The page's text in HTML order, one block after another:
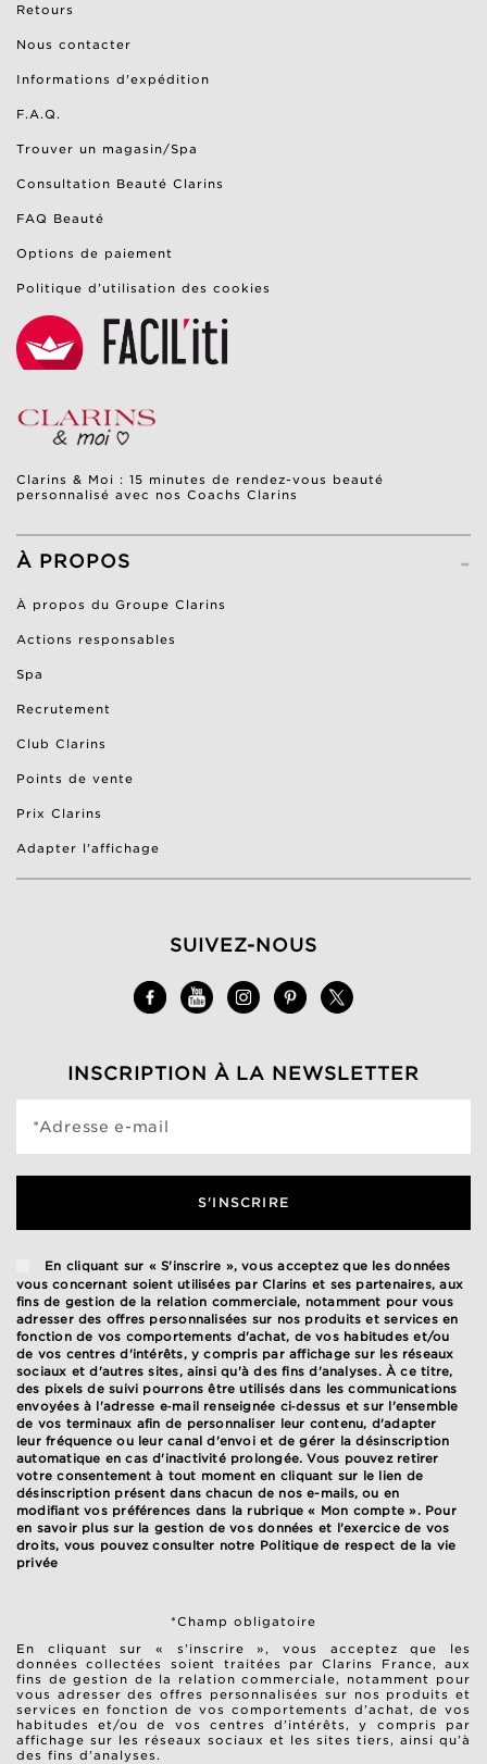
Retours
Nous contacter
Informations d'expédition
F.A.Q.
Trouver un magasin/Spa
Consultation Beauté Clarins
FAQ Beauté
Options de paiement
Politique d’utilisation des cookies
Clarins & Moi : 15 minutes de rendez-vous beauté
personnalisé avec nos Coachs Clarins
-
À PROPOS
À propos du Groupe Clarins
Actions responsables
Spa
Recrutement
Club Clarins
Points de vente
Prix Clarins
Adapter l'affichage
SUIVEZ-NOUS
INSCRIPTION À LA NEWSLETTER
*Adresse e-mail
S'INSCRIRE
En cliquant sur « S'inscrire », vous acceptez que les données
vous concernant soient utilisées par Clarins et ses partenaires, aux
fins de gestion de la relation commerciale, notamment pour vous
adresser des offres personnalisées sur nos produits et services en
fonction de vos comportements d'achat, de vos habitudes et/ou
de vos centres d'intérêts, y compris par affichage sur les réseaux
sociaux et d'autres sites, ainsi qu'à des fins d'analyses. À ce titre,
des pixels de suivi pourrons être utilisés dans les communications
envoyées à l'adresse e‑mail renseignée ci‑dessus et sur l'ensemble
de vos terminaux afin de personnaliser leur contenu, d'adapter
leur fréquence ou leur canal d'envoi et de gérer la désinscription
automatique en cas d'inactivité prolongée. Vous pouvez retirer
votre consentement à tout moment en cliquant sur le lien de
désinscription présent dans chacun de nos e-mails, ou en
modifiant vos préférences dans la rubrique « Mon compte ». Pour
en savoir plus sur la gestion de vos données et l'exercice de vos
droits, vous pouvez consulter notre Politique de respect de la vie
privée
*Champ obligatoire
En cliquant sur « s’inscrire », vous acceptez que les
données collectées soient traitées par Clarins France, aux
fins de gestion de la relation commerciale, notamment pour
vous adresser des offres personnalisées sur nos produits et
services en fonction de vos comportements d’achat, de vos
habitudes et/ou de vos centres d’intérêts, y compris par
affichage sur les réseaux sociaux et les sites tiers, ainsi qu’à
des fins d’analyses.